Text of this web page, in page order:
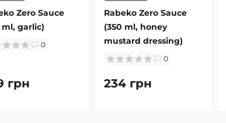
Zero Sauce
ml, garlic)
0
грн
Rabeko Zero Sauce
(350 ml, honey
mustard dressing)
0
234 грн